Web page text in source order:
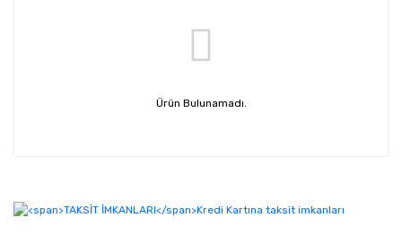
Ürün Bulunamadı.